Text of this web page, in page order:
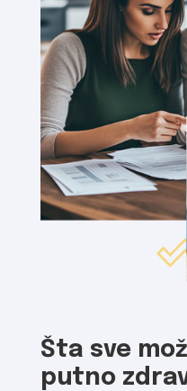
Šta sve
putno